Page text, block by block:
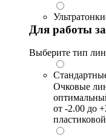
Для работы
Выберите тип
Очковые
от -2.00 до